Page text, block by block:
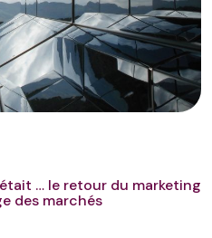
… le retour du marketing
des marchés